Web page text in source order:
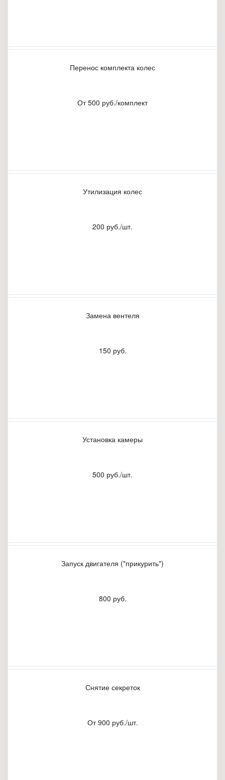
Перенос комплекта колес
От 500 руб./комплект
Утилизация колес
200 руб./шт.
Замена вентеля
150 руб.
Установка камеры
500 руб./шт.
Запуск двигателя ("прикурить")
800 руб.
Снятие секреток
От 900 руб./шт.